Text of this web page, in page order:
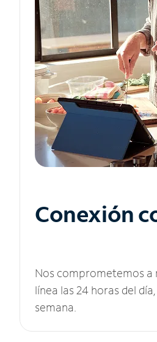
Conexión
Nos comprometemos a
línea las 24 horas del
semana.